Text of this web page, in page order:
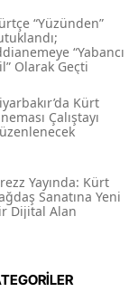
“yüzünden”
“yabancı
Olarak Geçti
Kürt
Çalıştayı
Yayında: Kürt
Sanatına Yeni
Dijital Alan